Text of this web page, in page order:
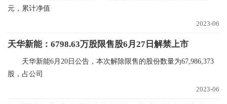
元，累计净值
2023-06
天华新能：6798.63万股限售股6月27日解禁上市
天华新能6月20日公告，本次解除限售的股份数量为67,986,373
股，占公司
2023-06